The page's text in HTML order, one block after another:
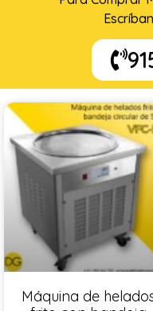
Máquina de